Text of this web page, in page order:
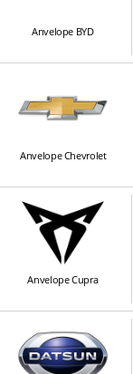
Anvelope BYD
Anvelope Chevrolet
Anvelope Cupra